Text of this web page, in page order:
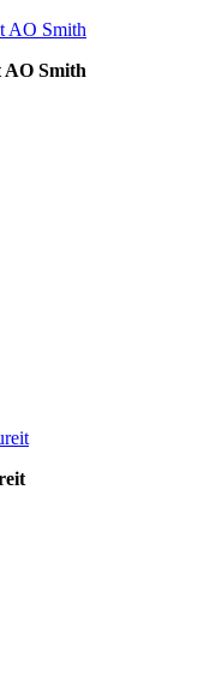
AO Smith